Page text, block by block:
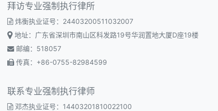
拜访专业强制执行律所
炜衡执业证号：24403200511032007
地址：广东省深圳市南山区科发路19号华润置地大厦D座19楼
邮编：518057
传真：+86-0755-82984599
联系专业强制执行律师
邓杰执业证号：14403201810022100